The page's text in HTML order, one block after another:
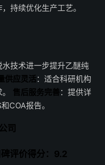
持续优化生产工艺。
水技术进一步提升乙醚纯
供应灵活：适合科研机构
售后服务完善：提供详
COA报告。
司
碑评价得分：9.2